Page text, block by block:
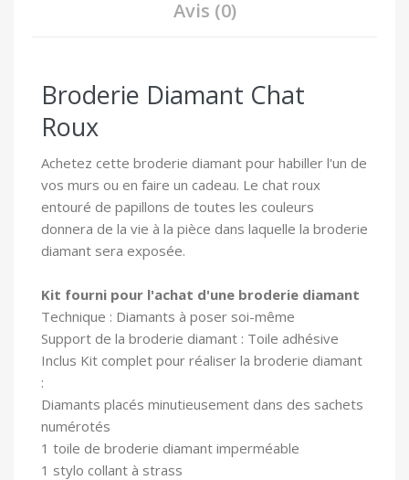
Avis (0)
Broderie Diamant Chat
Roux
Achetez cette broderie diamant pour habiller l'un de
vos murs ou en faire un cadeau. Le chat roux
entouré de papillons de toutes les couleurs
donnera de la vie à la pièce dans laquelle la broderie
diamant sera exposée.
Kit fourni pour l'achat d'une broderie diamant
Technique : Diamants à poser soi-même
Support de la broderie diamant : Toile adhésive
Inclus Kit complet pour réaliser la broderie diamant
:
Diamants placés minutieusement dans des sachets
numérotés
1 toile de broderie diamant imperméable
1 stylo collant à strass